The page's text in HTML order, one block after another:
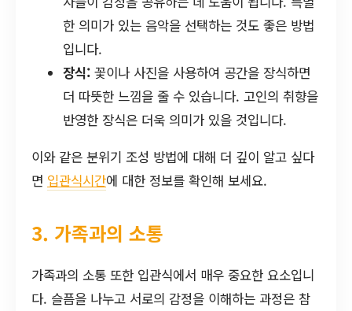
한 의미가 있는 음악을 선택하는 것도 좋은 방법
입니다.
장식: 꽃이나 사진을 사용하여 공간을 장식하면
더 따뜻한 느낌을 줄 수 있습니다. 고인의 취향을
반영한 장식은 더욱 의미가 있을 것입니다.
이와 같은 분위기 조성 방법에 대해 더 깊이 알고 싶다
면 입관식시간에 대한 정보를 확인해 보세요.
3. 가족과의 소통
가족과의 소통 또한 입관식에서 매우 중요한 요소입니
다. 슬픔을 나누고 서로의 감정을 이해하는 과정은 참